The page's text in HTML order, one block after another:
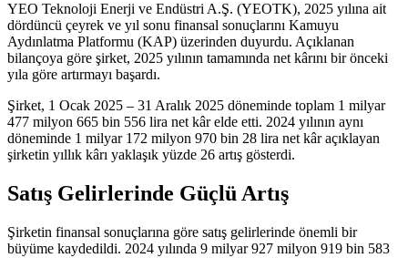
YEO Teknoloji Enerji ve Endüstri A.Ş. (YEOTK), 2025 yılına ait
dördüncü çeyrek ve yıl sonu finansal sonuçlarını Kamuyu
Aydınlatma Platformu (KAP) üzerinden duyurdu. Açıklanan
bilançoya göre şirket, 2025 yılının tamamında net kârını bir önceki
yıla göre artırmayı başardı.
Şirket, 1 Ocak 2025 – 31 Aralık 2025 döneminde toplam 1 milyar
477 milyon 665 bin 556 lira net kâr elde etti. 2024 yılının aynı
döneminde 1 milyar 172 milyon 970 bin 28 lira net kâr açıklayan
şirketin yıllık kârı yaklaşık yüzde 26 artış gösterdi.
Satış Gelirlerinde Güçlü Artış
Şirketin finansal sonuçlarına göre satış gelirlerinde önemli bir
büyüme kaydedildi. 2024 yılında 9 milyar 927 milyon 919 bin 583